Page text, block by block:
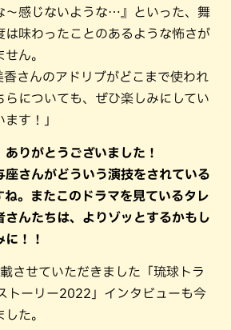
感じないような…』といった、舞
は味わったことのあるような怖さが
ん。
香さんのアドリブがどこまで使われ
らについても、ぜひ楽しみにしてい
す！」
りがとうございました！
座さんがどういう演技をされている
ね。またこのドラマを見ているタレ
さんたちは、よりゾッとするかもし
！！
させていただきました「琉球トラ
トーリー2022」インタビューも今
た。